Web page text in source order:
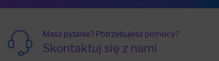
Masz pytania? Potrzebujesz pomocy?
Skontaktuj się z nami